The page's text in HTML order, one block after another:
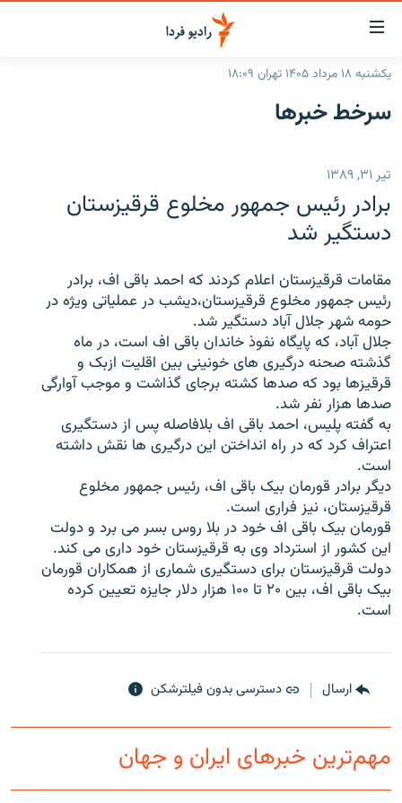
لینک‌های
قابلیت
دسترسی
بازگشت
اصلی
رفتن
صفحه
ایران
رادیو
انتخاب کنید و بشنوید
فرکانس‌ها
پادکست
گزارش‌های تصویری
گزارش‌های ویدئویی
زنان فردا
English
به ما بپیوندید
زبان‌های دیگر
یکشنبه ۱۸ مرداد ۱۴۰۵ تهران ۱۸:۰۹
سرخط‌ خبرها
تیر ۳۱, ۱۳۸۹
برادر رئیس جمهور مخلوع قرقیزستان
دستگیر شد
مقامات قرقیزستان اعلام کردند که احمد باقی اف، برادر
رئیس جمهور مخلوع قرقیزستان،دیشب در عملیاتی ویژه در
حومه شهر جلال آباد دستگیر شد.
جلال آباد، که پایگاه نفوذ خاندان باقی اف است، در ماه
گذشته صحنه درگیری های خونینی بین اقلیت ازبک و
قرقیزها بود که صدها کشته برجای گذاشت و موجب آوارگی
صدها هزار نفر شد.
به گفته پلیس، احمد باقی اف بلافاصله پس از دستگیری
اعتراف کرد که در راه انداختن این درگیری ها نقش داشته
است.
دیگر برادر قورمان بیک باقی اف، رئیس جمهور مخلوع
قرقیزستان، نیز فراری است.
قورمان بیک باقی اف خود در بلا روس بسر می برد و دولت
این کشور از استرداد وی به قرقیزستان خود داری می کند.
دولت قرقیزستان برای دستگیری شماری از همکاران قورمان
بیک باقی اف، بین ۲۰ تا ۱۰۰ هزار دلار جایزه تعیین کرده
است.
ارسال دسترسی بدون فیلترشکن
مهم‌ترین خبرهای ایران و جهان